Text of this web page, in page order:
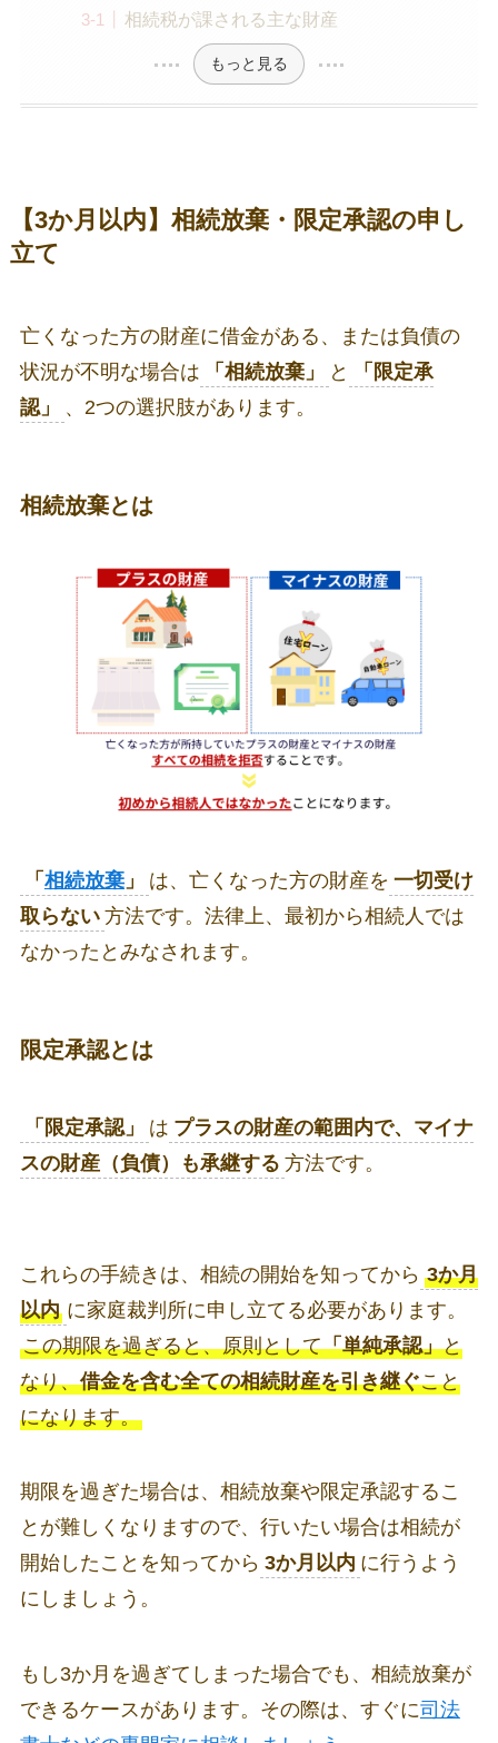
相続税が課される主な財産
もっと見る
【3か月以内】相続放棄・限定承認の申し
立て
亡くなった方の財産に借金がある、または負債の
状況が不明な場合は
「相続放棄」 と
「限定承
認」
、2つの選択肢があります。
相続放棄とは
「 相続放棄」 は、亡くなった方の財産を 一切受け
取らない 方法です。法律上、最初から相続人では
なかったとみなされます。
限定承認とは
「限定承認」 は プラスの財産の範囲内で、マイナ
スの財産（負債）も承継する 方法です。
これらの手続きは、相続の開始を知ってから 3か月
以内 に家庭裁判所に申し立てる必要があります。
この期限を過ぎると、原則として「単純承認」と
なり、借金を含む全ての相続財産を引き継ぐこと
になります。
期限を過ぎた場合は、相続放棄や限定承認するこ
とが難しくなりますので、行いたい場合は相続が
開始したことを知ってから 3か月以内 に行うよう
にしましょう。
もし3か月を過ぎてしまった場合でも、相続放棄が
できるケースがあります。その際は、すぐに司法